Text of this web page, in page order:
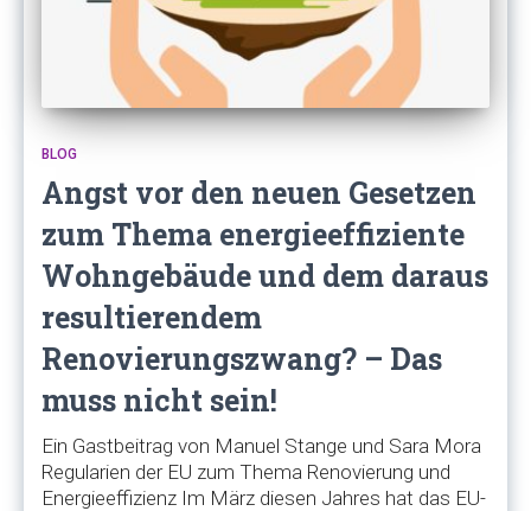
BLOG
Angst vor den neuen Gesetzen
zum Thema energieeffiziente
Wohngebäude und dem daraus
resultierendem
Renovierungszwang? – Das
muss nicht sein!
Ein Gastbeitrag von Manuel Stange und Sara Mora
Regularien der EU zum Thema Renovierung und
Energieeffizienz Im März diesen Jahres hat das EU-